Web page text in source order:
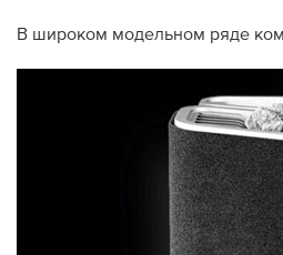
В широком модельном ряде